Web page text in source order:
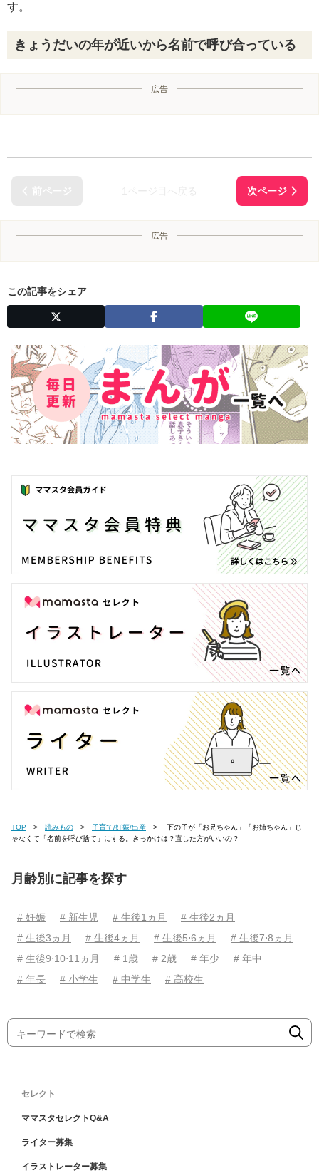
す。
きょうだいの年が近いから名前で呼び合っている
広告
広告
この記事をシェア
TOP 読みもの 子育て/妊娠/出産
ゃなくて「名前を呼び捨て」にする。きっかけは？直した方がいいの？
月齢別に記事を探す
# 妊娠 # 新生児 # 生後1ヵ月
# 生後2ヵ月
# 生後3ヵ月
# 生後4ヵ月 # 生後5⋅6ヵ月
# 生後7⋅8ヵ月
# 生後9⋅10⋅11ヵ月
# 1歳 # 2歳 # 年少
# 年中
# 年長
# 小学生 # 中学生 # 高校生
セレクト
ママスタセレクトQ&A
ライター募集
イラストレーター募集